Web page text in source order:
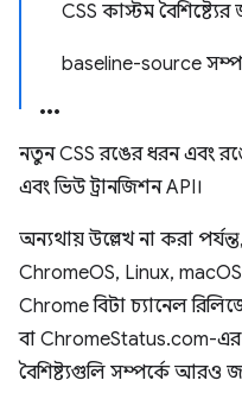
CSS কাস্টম
baseline-source
নতুন CSS রঙের ধরন এবং
এবং ভিউ ট্রানজিশন API।
অন্যথায় উল্লেখ না করা
ChromeOS, Linux,
Chrome বিটা চ্যানেল
বা ChromeStatus.com-
বৈশিষ্ট্যগুলি সম্পর্কে আরও